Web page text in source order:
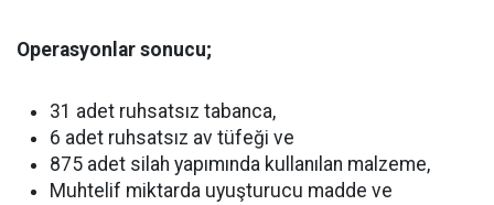
Operasyonlar sonucu;
31 adet ruhsatsız tabanca,
6 adet ruhsatsız av tüfeği ve
875 adet silah yapımında kullanılan malzeme,
Muhtelif miktarda uyuşturucu madde ve